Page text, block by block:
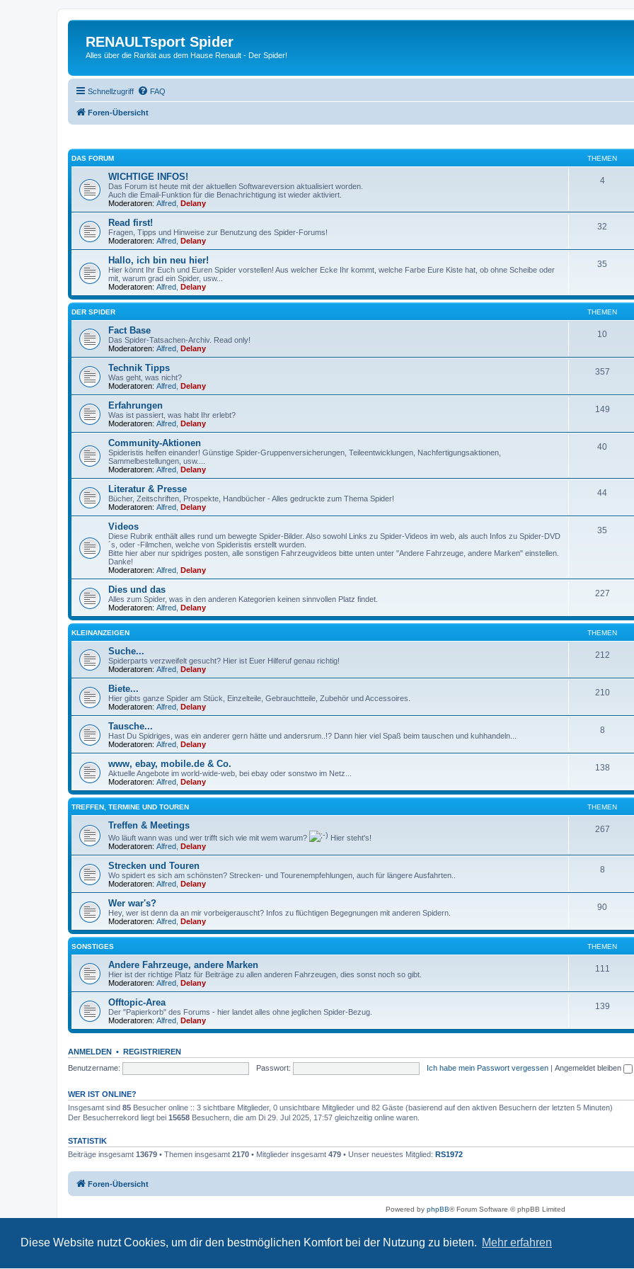
Diese Website nutzt Cookies, um dir den bestmöglichen Komfort bei der Nutzung zu bieten. Mehr erfahren
RENAULTsport Spider
Alles über die Rarität aus dem Hause Renault - Der Spider!
Schnellzugriff FAQ
Foren-Übersicht
DAS FORUM THEMEN
WICHTIGE INFOS!
Das Forum ist heute mit der aktuellen Softwareversion aktualisiert worden.
Auch die Email-Funktion für die Benachrichtigung ist wieder aktiviert.
Moderatoren: Alfred Delany
4
Read first!
Fragen, Tipps und Hinweise zur Benutzung des Spider-Forums!
Moderatoren: Alfred Delany
32
Hallo, ich bin neu hier!
Hier könnt Ihr Euch und Euren Spider vorstellen! Aus welcher Ecke Ihr kommt, welche Farbe Eure Kiste hat, ob ohne Scheibe oder
mit, warum grad ein Spider, usw...
Moderatoren: Alfred Delany
35
DER SPIDER THEMEN
Fact Base
Das Spider-Tatsachen-Archiv. Read only!
Moderatoren: Alfred Delany
10
Technik Tipps
Was geht, was nicht?
Moderatoren: Alfred Delany
357
Erfahrungen
Was ist passiert, was habt Ihr erlebt?
Moderatoren: Alfred Delany
149
Community-Aktionen
Spideristis helfen einander! Günstige Spider-Gruppenversicherungen, Teileentwicklungen, Nachfertigungsaktionen,
Sammelbestellungen, usw....
Moderatoren: Alfred Delany
40
Literatur & Presse
Bücher, Zeitschriften, Prospekte, Handbücher - Alles gedruckte zum Thema Spider!
Moderatoren: Alfred Delany
44
Videos
Diese Rubrik enthält alles rund um bewegte Spider-Bilder. Also sowohl Links zu Spider-Videos im web, als auch Infos zu Spider-DVD
´s, oder -Filmchen, welche von Spideristis erstellt wurden.
Bitte hier aber nur spidriges posten, alle sonstigen Fahrzeugvideos bitte unten unter "Andere Fahrzeuge, andere Marken" einstellen.
Danke!
Moderatoren: Alfred Delany
35
Dies und das
Alles zum Spider, was in den anderen Kategorien keinen sinnvollen Platz findet.
Moderatoren: Alfred Delany
227
KLEINANZEIGEN THEMEN
Suche...
Spiderparts verzweifelt gesucht? Hier ist Euer Hilferuf genau richtig!
Moderatoren: Alfred Delany
212
Biete...
Hier gibts ganze Spider am Stück, Einzelteile, Gebrauchtteile, Zubehör und Accessoires.
Moderatoren: Alfred Delany
210
Tausche...
Hast Du Spidriges, was ein anderer gern hätte und andersrum..!? Dann hier viel Spaß beim tauschen und kuhhandeln...
Moderatoren: Alfred Delany
8
www, ebay, mobile.de & Co.
Aktuelle Angebote im world-wide-web, bei ebay oder sonstwo im Netz...
Moderatoren: Alfred Delany
138
TREFFEN, TERMINE UND TOUREN THEMEN
Treffen & Meetings
Wo läuft wann was und wer trifft sich wie mit wem warum?
Hier steht's!
Moderatoren: Alfred Delany
267
Strecken und Touren
Wo spidert es sich am schönsten? Strecken- und Tourenempfehlungen, auch für längere Ausfahrten..
Moderatoren: Alfred Delany
8
Wer war's?
Hey, wer ist denn da an mir vorbeigerauscht? Infos zu flüchtigen Begegnungen mit anderen Spidern.
Moderatoren: Alfred Delany
90
SONSTIGES THEMEN
Andere Fahrzeuge, andere Marken
Hier ist der richtige Platz für Beiträge zu allen anderen Fahrzeugen, dies sonst noch so gibt.
Moderatoren: Alfred Delany
111
Offtopic-Area
Der "Papierkorb" des Forums - hier landet alles ohne jeglichen Spider-Bezug.
Moderatoren: Alfred Delany
139
ANMELDEN • REGISTRIEREN
Benutzername:
Passwort: Ich habe mein Passwort vergessen | Angemeldet bleiben
WER IST ONLINE?
Insgesamt sind 85 Besucher online :: 3 sichtbare Mitglieder, 0 unsichtbare Mitglieder und 82 Gäste (basierend auf den aktiven Besuchern der letzten 5 Minuten)
Der Besucherrekord liegt bei 15658 Besuchern, die am Di 29. Jul 2025, 17:57 gleichzeitig online waren.
STATISTIK
Beiträge insgesamt 13679 • Themen insgesamt 2170 • Mitglieder insgesamt 479 • Unser neuestes Mitglied: RS1972
Foren-Übersicht
Powered by phpBB® Forum Software © phpBB Limited